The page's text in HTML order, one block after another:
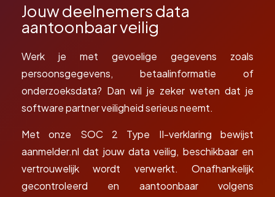
Jouw deelnemers data
aantoonbaar veilig
Werk je met gevoelige gegevens zoals
persoonsgegevens, betaalinformatie of
onderzoeksdata? Dan wil je zeker weten dat je
software partner veiligheid serieus neemt.
Met onze SOC 2 Type II-verklaring bewijst
aanmelder.nl dat jouw data veilig, beschikbaar en
vertrouwelijk wordt verwerkt. Onafhankelijk
gecontroleerd en aantoonbaar volgens